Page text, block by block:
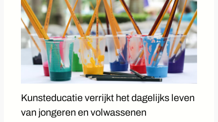
Kunsteducatie verrijkt het dagelijks leven
van jongeren en volwassenen